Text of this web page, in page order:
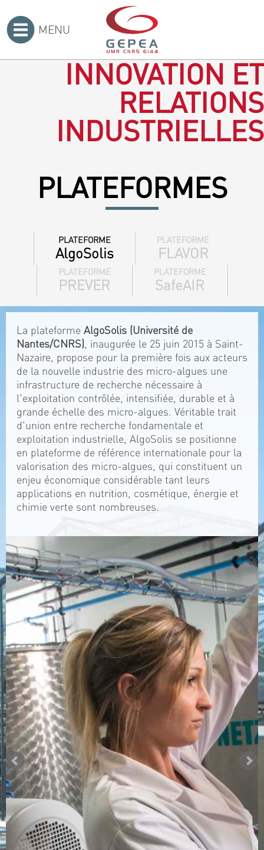
MENU
INNOVATION ET
RELATIONS
INDUSTRIELLES
PLATEFORMES
PLATEFORME
AlgoSolis
PLATEFORME
FLAVOR
PLATEFORME
PREVER
PLATEFORME
SafeAIR
La plateforme AlgoSolis (Université de
Nantes/CNRS), inaugurée le 25 juin 2015 à Saint-
Nazaire, propose pour la première fois aux acteurs
de la nouvelle industrie des micro-algues une
infrastructure de recherche nécessaire à
l'exploitation contrôlée, intensifiée, durable et à
grande échelle des micro-algues. Véritable trait
d'union entre recherche fondamentale et
exploitation industrielle, AlgoSolis se positionne
en plateforme de référence internationale pour la
valorisation des micro-algues, qui constituent un
enjeu économique considérable tant leurs
applications en nutrition, cosmétique, énergie et
chimie verte sont nombreuses.